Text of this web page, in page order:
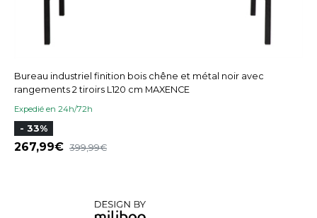
Bureau industriel finition bois chêne et métal noir avec
rangements 2 tiroirs L120 cm MAXENCE
Expedié en 24h/72h
- 33%
267,99 399,99